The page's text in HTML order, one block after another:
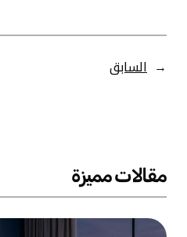
← السابق
مقالات مميزة